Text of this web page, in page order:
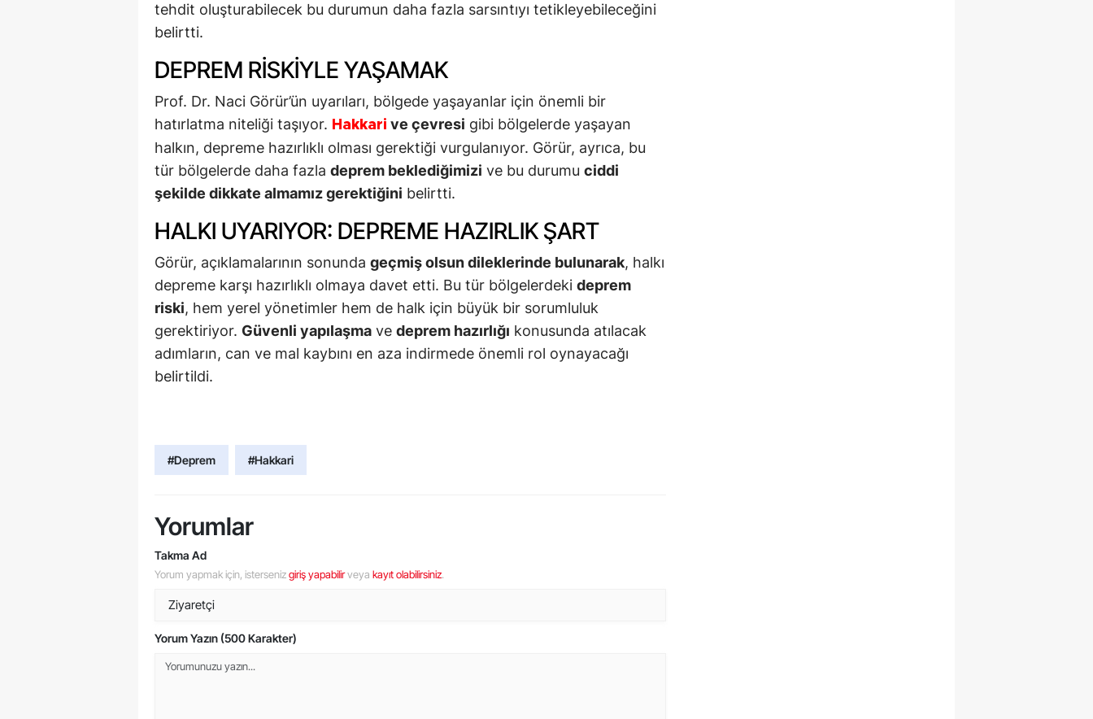
tehdit oluşturabilecek bu durumun daha fazla sarsıntıyı tetikleyebileceğini
belirtti.
DEPREM RISKIYLE YAŞAMAK
Prof. Dr. Naci Görür’ün uyarıları, bölgede yaşayanlar için önemli bir
hatırlatma niteliği taşıyor. Hakkari ve çevresi gibi bölgelerde yaşayan
halkın, depreme hazırlıklı olması gerektiği vurgulanıyor. Görür, ayrıca, bu
tür bölgelerde daha fazla deprem beklediğimizi ve bu durumu ciddi
şekilde dikkate almamız gerektiğini belirtti.
HALKI UYARIYOR: DEPREME HAZIRLIK ŞART
Görür, açıklamalarının sonunda geçmiş olsun dileklerinde bulunarak, halkı
depreme karşı hazırlıklı olmaya davet etti. Bu tür bölgelerdeki deprem
riski, hem yerel yönetimler hem de halk için büyük bir sorumluluk
gerektiriyor. Güvenli yapılaşma ve deprem hazırlığı konusunda atılacak
adımların, can ve mal kaybını en aza indirmede önemli rol oynayacağı
belirtildi.
#Deprem #Hakkari
Yorumlar
Takma Ad
Yorum yapmak için, istersenizgiriş yapabilirveya kayıt olabilirsiniz.
Yorum Yazın (500 Karakter)